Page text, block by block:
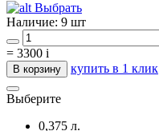
Выбрать
Наличие: 9 шт
= 3300 i
В корзину купить в 1 клик
Выберите
0,375 л.